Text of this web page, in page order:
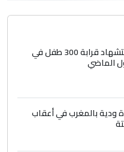
ومن اصول عريقة
صدام حسين سل
4
ماما يسقط
ومن اصول عريقة
اليونيسف توثق استشهاد قرابة 300 طفل في
الماضي
ودية بالمغرب في أعقاب